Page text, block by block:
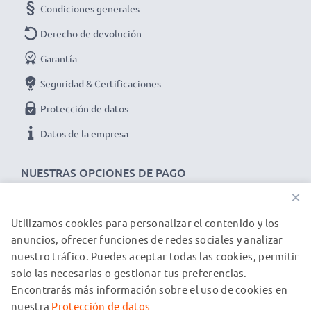
NUESTRAS OPCIONES DE PAGO
Condiciones generales
Derecho de devolución
Garantía
Seguridad & Certificaciones
Protección de datos
Datos de la empresa
NUESTROS PARTNERS DE ENVÍO
© subtel.es 2026
Todos los precios incluyen IVA y excluyen los costos de envío.
Tenga en cuenta que todas las marcas registradas que
×
Utilizamos cookies para personalizar el contenido y los
anuncios, ofrecer funciones de redes sociales y analizar
nuestro tráfico. Puedes aceptar todas las cookies, permitir
solo las necesarias o gestionar tus preferencias.
Encontrarás más información sobre el uso de cookies en
nuestra Protección de datos